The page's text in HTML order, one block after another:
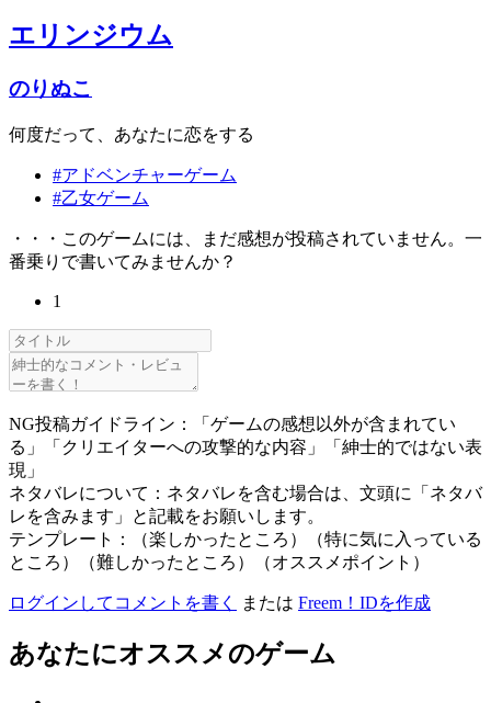
エリンジウム
のりぬこ
何度だって、あなたに恋をする
#アドベンチャーゲーム
#乙女ゲーム
・・・このゲームには、まだ感想が投稿されていません。一
番乗りで書いてみませんか？
1
NG投稿ガイドライン：「ゲームの感想以外が含まれてい
る」「クリエイターへの攻撃的な内容」「紳士的ではない表
現」
ネタバレについて：ネタバレを含む場合は、文頭に「ネタバ
レを含みます」と記載をお願いします。
テンプレート：（楽しかったところ）（特に気に入っている
ところ）（難しかったところ）（オススメポイント）
ログインしてコメントを書く または Freem！IDを作成
あなたにオススメのゲーム